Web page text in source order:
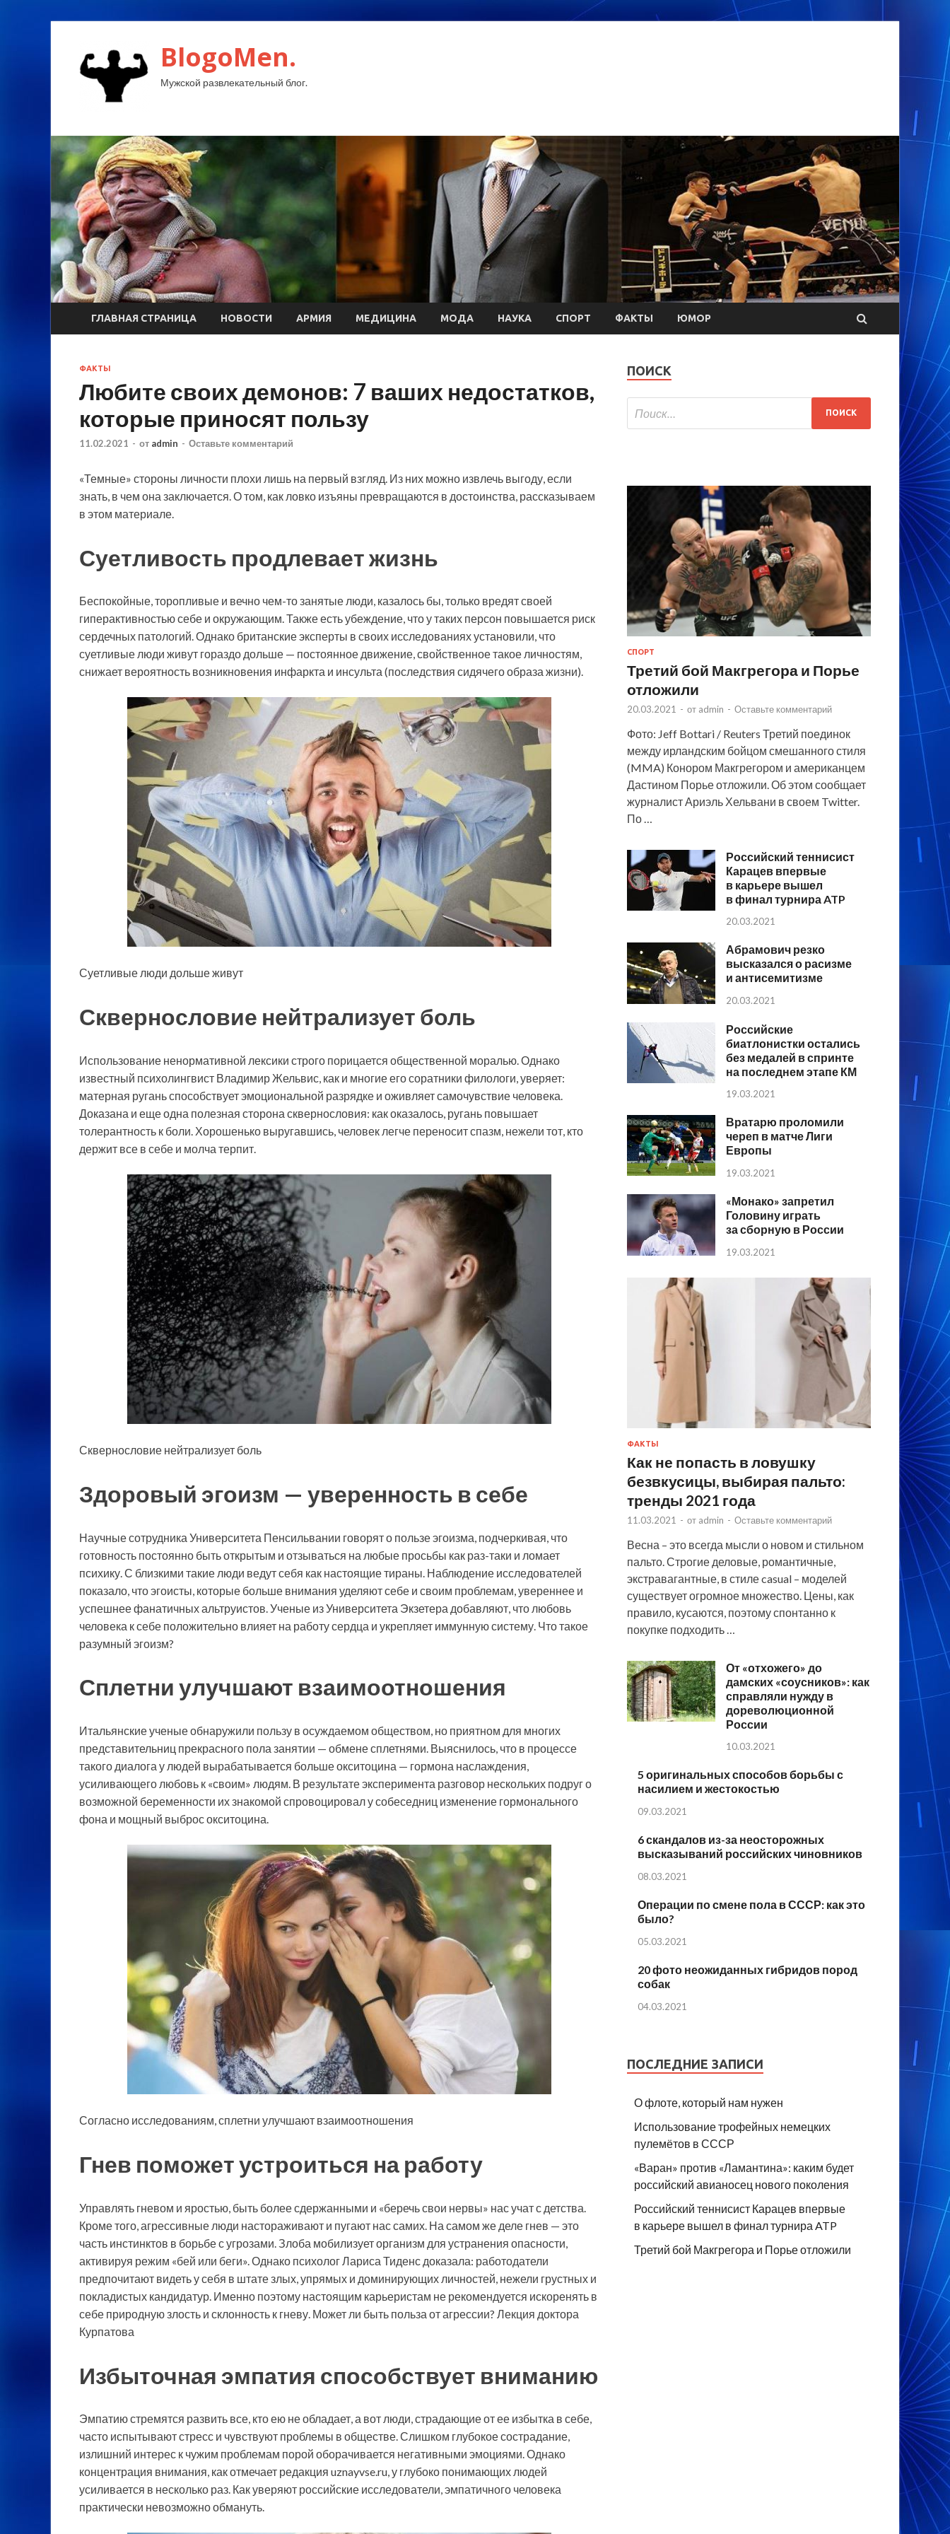
BlogoMen.
Мужской развлекательный блог.
ГЛАВНАЯ СТРАНИЦА НОВОСТИ АРМИЯ МЕДИЦИНА МОДА НАУКА СПОРТ ФАКТЫ ЮМОР
ФАКТЫ
Любите своих демонов: 7 ваших недостатков,
которые приносят пользу
11.02.2021 - от admin - Оставьте комментарий
«Темные» стороны личности плохи лишь на первый взгляд. Из них можно извлечь выгоду, если
знать, в чем она заключается. О том, как ловко изъяны превращаются в достоинства, рассказываем
в этом материале.
Суетливость продлевает жизнь
Беспокойные, торопливые и вечно чем-тозанятые люди, казалось бы, только вредят своей
гиперактивностью себе и окружающим. Также есть убеждение, что у таких персон повышается риск
сердечных патологий. Однако британские эксперты в своих исследованиях установили, что
суетливые люди живут гораздо дольше — постоянное движение, свойственное такое личностям,
снижает вероятность возникновения инфаркта и инсульта (последствия сидячего образа жизни).
Суетливые люди дольше живут
Сквернословие нейтрализует боль
Использование ненормативной лексики строго порицается общественной моралью. Однако
известный психолингвист Владимир Жельвис, как и многие его соратники филологи, уверяет:
матерная ругань способствует эмоциональной разрядке и оживляет самочувствие человека.
Доказана и еще одна полезная сторона сквернословия: как оказалось, ругань повышает
толерантность к боли. Хорошенько выругавшись, человек легче переносит спазм, нежели тот, кто
держит все в себе и молча терпит.
Сквернословие нейтрализует боль
Здоровый эгоизм — уверенность в себе
Научные сотрудника Университета Пенсильвании говорят о пользе эгоизма, подчеркивая, что
готовность постоянно быть открытым и отзываться на любые просьбы как раз-таки и ломает
психику. С близкими такие люди ведут себя как настоящие тираны. Наблюдение исследователей
показало, что эгоисты, которые больше внимания уделяют себе и своим проблемам, увереннее и
успешнее фанатичных альтруистов. Ученые из Университета Экзетера добавляют, что любовь
человека к себе положительно влияет на работу сердца и укрепляет иммунную систему. Что такое
разумный эгоизм?
Сплетни улучшают взаимоотношения
Итальянские ученые обнаружили пользу в осуждаемом обществом, но приятном для многих
представительниц прекрасного пола занятии — обмене сплетнями. Выяснилось, что в процессе
такого диалога у людей вырабатывается больше окситоцина — гормона наслаждения,
усиливающего любовь к «своим» людям. В результате эксперимента разговор нескольких подруг о
возможной беременности их знакомой спровоцировал у собеседниц изменение гормонального
фона и мощный выброс окситоцина.
Согласно исследованиям, сплетни улучшают взаимоотношения
Гнев поможет устроиться на работу
Управлять гневом и яростью, быть более сдержанными и «беречь свои нервы» нас учат с детства.
Кроме того, агрессивные люди настораживают и пугают нас самих. На самом же деле гнев — это
часть инстинктов в борьбе с угрозами. Злоба мобилизует организм для устранения опасности,
активируя режим «бей или беги». Однако психолог Лариса Тиденс доказала: работодатели
предпочитают видеть у себя в штате злых, упрямых и доминирующих личностей, нежели грустных и
покладистых кандидатур. Именно поэтому настоящим карьеристам не рекомендуется искоренять в
себе природную злость и склонность к гневу. Может ли быть польза от агрессии? Лекция доктора
Курпатова
Избыточная эмпатия способствует вниманию
Эмпатию стремятся развить все, кто ею не обладает, а вот люди, страдающие от ее избытка в себе,
часто испытывают стресс и чувствуют проблемы в обществе. Слишком глубокое сострадание,
излишний интерес к чужим проблемам порой оборачивается негативными эмоциями. Однако
концентрация внимания, как отмечает редакция uznayvse.ru, у глубоко понимающих людей
усиливается в несколько раз. Как уверяют российские исследователи, эмпатичного человека
практически невозможно обмануть.
ПОИСК
СПОРТ
Третий бой Макгрегора и Порье
отложили
20.03.2021 - от admin - Оставьте комментарий
Фото: Jeff Bottari / Reuters Третий поединок
между ирландским бойцом смешанного стиля
(MMA) Конором Макгрегором и американцем
Дастином Порье отложили. Об этом сообщает
журналист Ариэль Хельвани в своем Twitter.
По …
Российский теннисист
Карацев впервые
в карьере вышел
в финал турнира ATP
20.03.2021
Абрамович резко
высказался о расизме
и антисемитизме
20.03.2021
Российские
биатлонистки остались
без медалей в спринте
на последнем этапе КМ
19.03.2021
Вратарю проломили
череп в матче Лиги
Европы
19.03.2021
«Монако» запретил
Головину играть
за сборную в России
19.03.2021
ФАКТЫ
Как не попасть в ловушку
безвкусицы, выбирая пальто:
тренды 2021 года
11.03.2021 - от admin - Оставьте комментарий
Весна – это всегда мысли о новом и стильном
пальто. Строгие деловые, романтичные,
экстравагантные, в стиле casual – моделей
существует огромное множество. Цены, как
правило, кусаются, поэтому спонтанно к
покупке подходить …
От «отхожего» до
дамских «соусников»: как
справляли нужду в
дореволюционной
России
10.03.2021
5 оригинальных способов борьбы с
насилием и жестокостью
09.03.2021
6 скандалов из-за неосторожных
высказываний российских чиновников
08.03.2021
Операции по смене пола в СССР: как это
было?
05.03.2021
20 фото неожиданных гибридов пород
собак
04.03.2021
ПОСЛЕДНИЕ ЗАПИСИ
О флоте, который нам нужен
Использование трофейных немецких
пулемётов в СССР
«Варан» против «Ламантина»: каким будет
российский авианосец нового поколения
Российский теннисист Карацев впервые
в карьере вышел в финал турнира ATP
Третий бой Макгрегора и Порье отложили